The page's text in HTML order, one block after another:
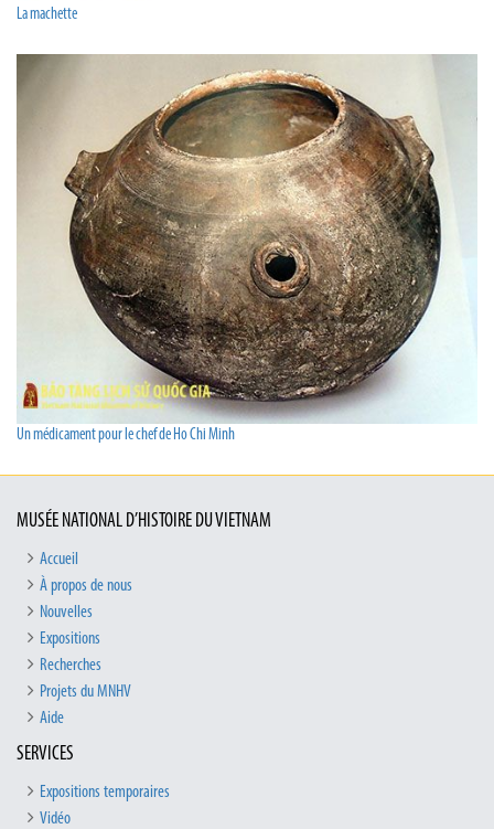
La machette
Un médicament pour le chef de Ho Chi Minh
MUSÉE NATIONAL D’HISTOIRE DU VIETNAM
Accueil
À propos de nous
Nouvelles
Expositions
Recherches
Projets du MNHV
Aide
SERVICES
Expositions temporaires
Vidéo